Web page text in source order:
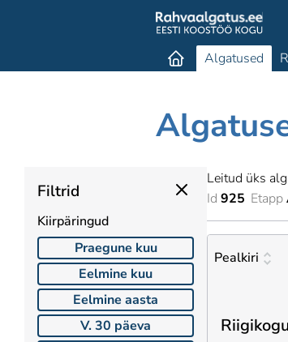
Algatused
Filtrid
Kiirpäringud
Praegune kuu
Eelmine kuu
Eelmine aasta
V. 30 päeva
Leitud üks
Id 925 Etapp
Pealkiri